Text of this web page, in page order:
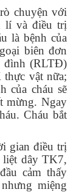
chuyện với
lí và điều trị
là bệnh của
biên đơn
đình (RLTĐ)
vật nữa;
của cháu sẽ
mừng. Ngay
Cháu bắt
gian điều trị
liệt dây TK7,
cảm thấy
miệng